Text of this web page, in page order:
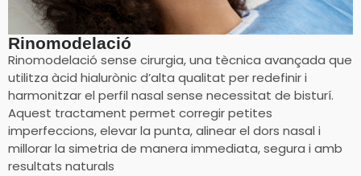
Rinomodelació
Rinomodelació sense cirurgia, una tècnica avançada que
utilitza àcid hialurònic d’alta qualitat per redefinir i
harmonitzar el perfil nasal sense necessitat de bisturí.
Aquest tractament permet corregir petites
imperfeccions, elevar la punta, alinear el dors nasal i
millorar la simetria de manera immediata, segura i amb
resultats naturals